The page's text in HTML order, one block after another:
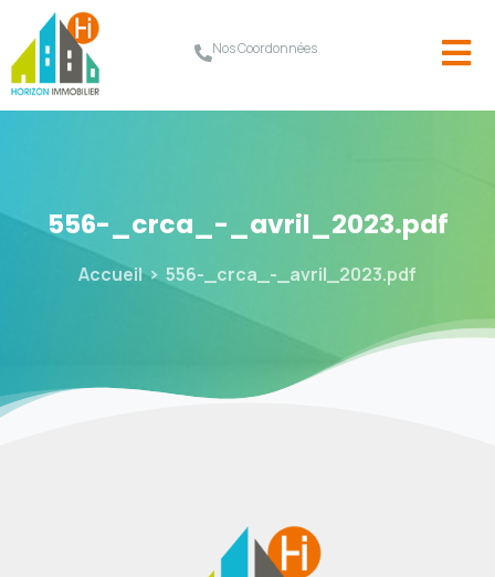
Nos Coordonnées
556-_crca_-_avril_2023.pdf
Accueil 556-_crca_-_avril_2023.pdf